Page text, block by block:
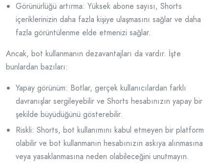
Görünürlüğü artırma: Yüksek abone sayısı, Shorts
içeriklerinizin daha fazla kişiye ulaşmasını sağlar ve daha
fazla görüntülenme elde etmenizi sağlar.
Ancak, bot kullanmanın dezavantajları da vardır. İşte
bunlardan bazıları:
Yapay görünüm: Botlar, gerçek kullanıcılardan farklı
davranışlar sergileyebilir ve Shorts hesabınızın yapay bir
şekilde büyüdüğünü gösterebilir.
Riskli: Shorts, bot kullanımını kabul etmeyen bir platform
olabilir ve bot kullanmanın hesabınızın askıya alınmasına
veya yasaklanmasına neden olabileceğini unutmayın.